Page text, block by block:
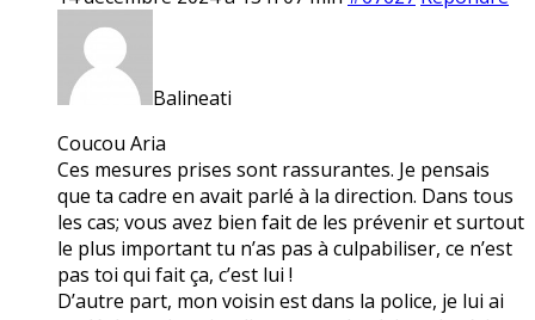
Balineati
Coucou Aria
Ces mesures prises sont rassurantes. Je pensais
que ta cadre en avait parlé à la direction. Dans tous
les cas; vous avez bien fait de les prévenir et surtout
le plus important tu n’as pas à culpabiliser, ce n’est
pas toi qui fait ça, c’est lui !
D’autre part, mon voisin est dans la police, je lui ai